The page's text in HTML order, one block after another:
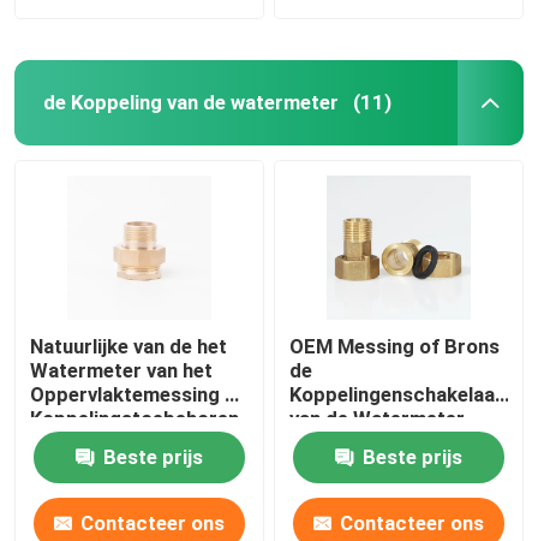
de Koppeling van de watermeter (11)
Natuurlijke van de het
Watermeter van het
Oppervlaktemessing de
Koppelingstoebehoren
van Watermeter
Beste prijs
Contacteer ons
OEM Messing of Brons
de
Koppelingenschakelaars
van de Watermeter
voor Watermeters
Beste prijs
Contacteer ons